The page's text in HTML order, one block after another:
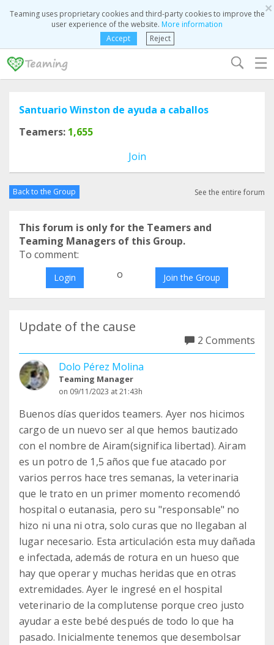
×
Teaming uses proprietary cookies and third-party cookies to improve the
user experience of the website. More information
Accept
Reject
☰
Santuario Winston de ayuda a caballos
Teamers: 1,655
Join
Back to the Group See the entire forum
This forum is only for the Teamers and
Teaming Managers of this Group.
To comment:
Login o Join the Group
Update of the cause
2 Comments
Dolo Pérez Molina
Teaming Manager
on 09/11/2023 at 21:43h
Buenos días queridos teamers. Ayer nos hicimos
cargo de un nuevo ser al que hemos bautizado
con el nombre de Airam(significa libertad). Airam
es un potro de 1,5 años que fue atacado por
varios perros hace tres semanas, la veterinaria
que le trato en un primer momento recomendó
hospital o eutanasia, pero su "responsable" no
hizo ni una ni otra, solo curas que no llegaban al
lugar necesario. Esta articulación esta muy dañada
e infectada, además de rotura en un hueso que
hay que operar y muchas heridas que en otras
extremidades. Ayer le ingresé en el hospital
veterinario de la complutense porque creo justo
ayudar a este bebé después de todo lo que ha
pasado. Inicialmente tenemos que desembolsar